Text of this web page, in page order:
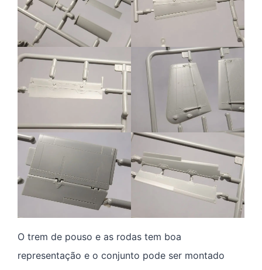
O trem de pouso e as rodas tem boa
representação e o conjunto pode ser montado